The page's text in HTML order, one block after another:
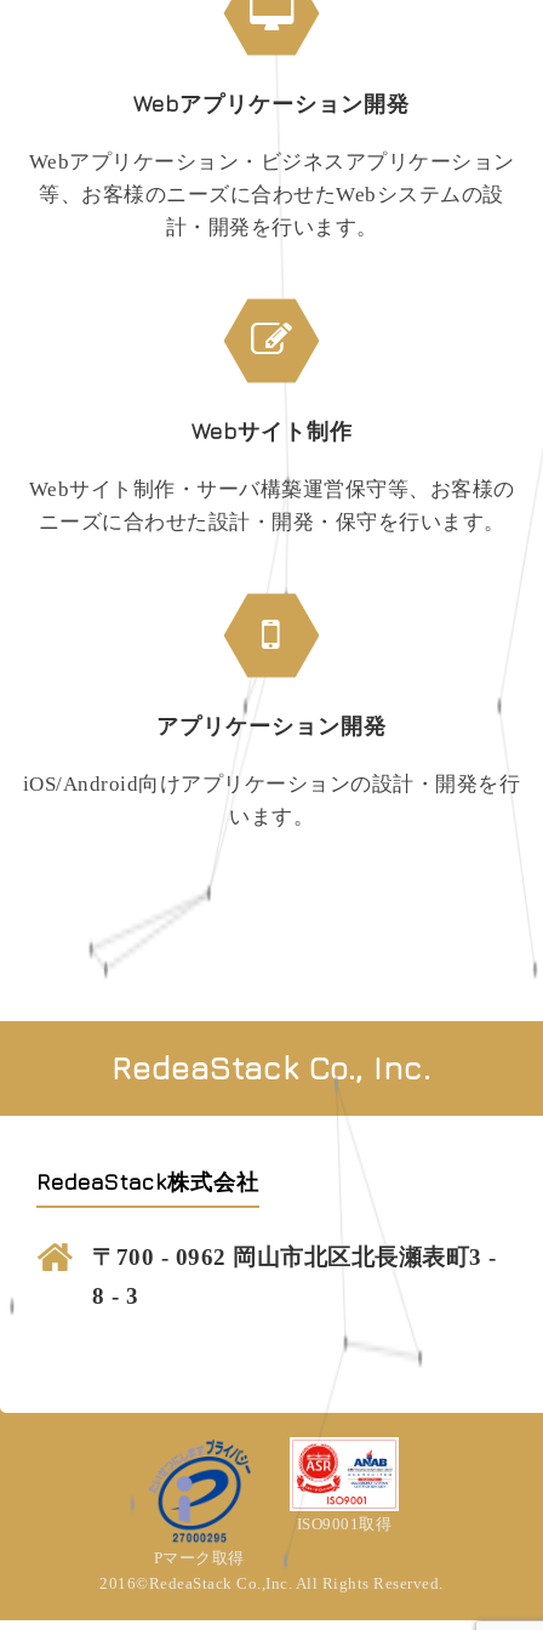
Webアプリケーション開発
Webアプリケーション・ビジネスアプリケーション
等、お客様のニーズに合わせたWebシステムの設
計・開発を行います。
Webサイト制作
Webサイト制作・サーバ構築運営保守等、お客様の
ニーズに合わせた設計・開発・保守を行います。
アプリケーション開発
iOS/Android向けアプリケーションの設計・開発を行
います。
RedeaStack Co., Inc.
RedeaStack株式会社
〒700 - 0962 岡山市北区北長瀬表町3 -
8 - 3
Pマーク取得
ISO9001取得
2016©RedeaStack Co.,Inc. All Rights Reserved.